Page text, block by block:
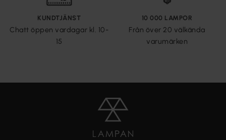
KUNDTJÄNST
Chatt öppen vardagar kl. 10-
15
10 000 LAMPOR
Från över 20 välkända
varumärken